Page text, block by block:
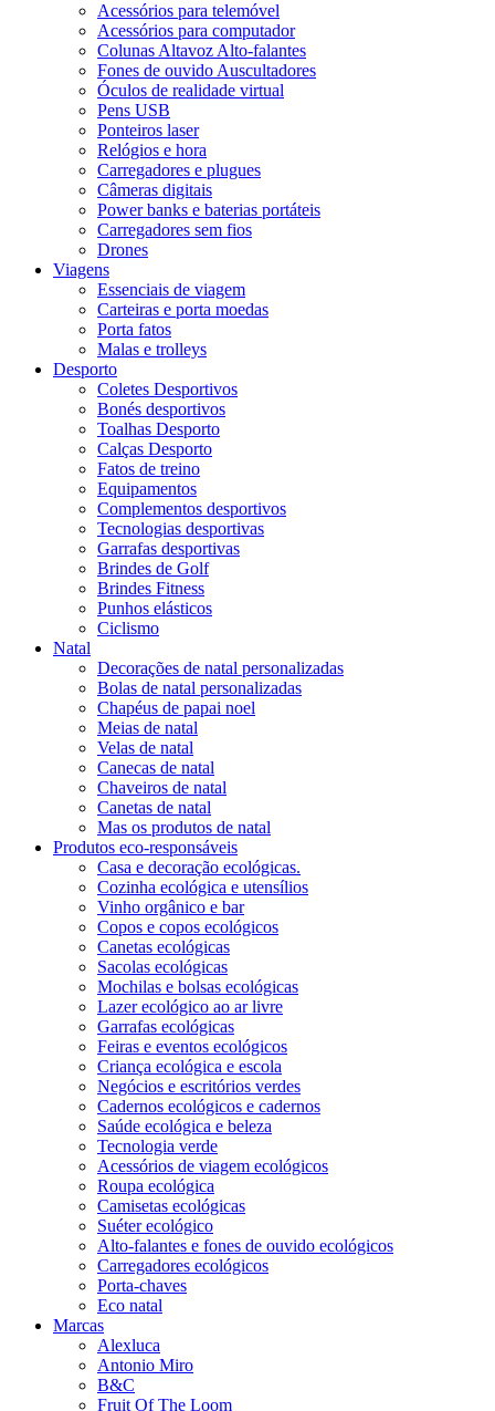
Acessórios para telemóvel
Acessórios para computador
Colunas Altavoz Alto-falantes
Fones de ouvido Auscultadores
Óculos de realidade virtual
Pens USB
Ponteiros laser
Relógios e hora
Carregadores e plugues
Câmeras digitais
Power banks e baterias portáteis
Carregadores sem fios
Drones
Viagens
Essenciais de viagem
Carteiras e porta moedas
Porta fatos
Malas e trolleys
Desporto
Coletes Desportivos
Bonés desportivos
Toalhas Desporto
Calças Desporto
Fatos de treino
Equipamentos
Complementos desportivos
Tecnologias desportivas
Garrafas desportivas
Brindes de Golf
Brindes Fitness
Punhos elásticos
Ciclismo
Natal
Decorações de natal personalizadas
Bolas de natal personalizadas
Chapéus de papai noel
Meias de natal
Velas de natal
Canecas de natal
Chaveiros de natal
Canetas de natal
Mas os produtos de natal
Produtos eco-responsáveis
Casa e decoração ecológicas.
Cozinha ecológica e utensílios
Vinho orgânico e bar
Copos e copos ecológicos
Canetas ecológicas
Sacolas ecológicas
Mochilas e bolsas ecológicas
Lazer ecológico ao ar livre
Garrafas ecológicas
Feiras e eventos ecológicos
Criança ecológica e escola
Negócios e escritórios verdes
Cadernos ecológicos e cadernos
Saúde ecológica e beleza
Tecnologia verde
Acessórios de viagem ecológicos
Roupa ecológica
Camisetas ecológicas
Suéter ecológico
Alto-falantes e fones de ouvido ecológicos
Carregadores ecológicos
Porta-chaves
Eco natal
Marcas
Alexluca
Antonio Miro
B&C
Fruit Of The Loom